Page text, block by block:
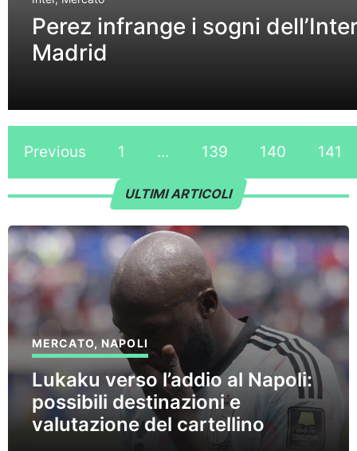
Perez infrange i sogni
Madrid
Previous 1 … 139 140 141
ULTIMI ARTICOLI
MERCATO,NAPOLI
Lukaku verso l’addio al Napoli:
possibili destinazioni e
valutazione del cartellino